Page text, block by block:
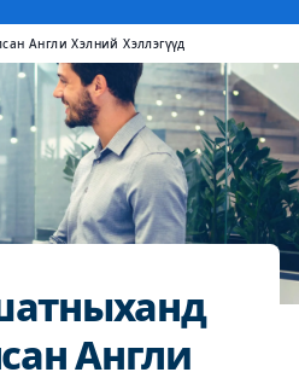
Англи Хэлний Хэллэгүүд
Англи